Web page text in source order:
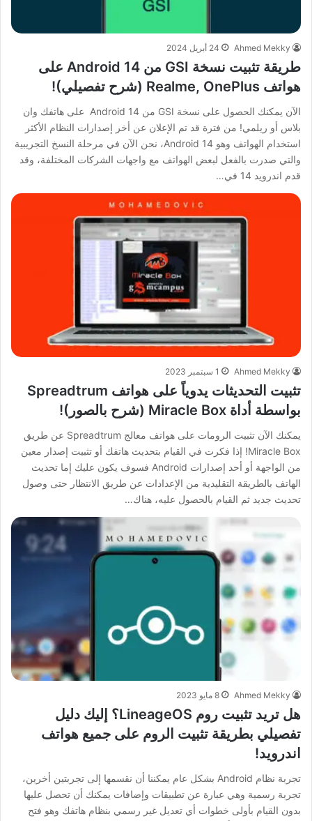
Ahmed Mekky 24 أبريل 2024
طريقة تثبيت نسخة GSI من Android 14 على
هواتف Realme, OnePlus (شرح تفصيلي)!
الآن يمكنك الحصول على نسخة GSI من Android 14 على هاتفك وان
بلاس أو ريلمي! من فترة قد تم الإعلان عن أخر إصدارات النظام الأكثر
استخدام الهواتف وهو Android 14، نحن الآن في مرحلة النسخ التجريبية
والتي صدرت بالفعل لبعض الهواتف مع واجهات الشركات المختلفة، وقد
قدم اندرويد 14 في…
Ahmed Mekky 1 سبتمبر 2023
تثبيت التحديثات يدوياً على هواتف Spreadtrum
بواسطة أداة Miracle Box (شرح بالصور)!
يمكنك الآن تثبيت الرومات على هواتف معالج Spreadtrum عن طريق
Miracle Box! إذا فكرت في القيام بتحديث هاتفك أو تثبيت إصدار معين
من الواجهة أو أحد إصدارات Android فسوف يكون عليك إما تحديث
الهاتف بالطريقة التقليدية من الإعدادات عن طريق الانتظار حتى وصول
تحديث جديد ثم القيام بالحصول عليه، هناك…
Ahmed Mekky 8 مايو 2023
هل تريد تثبيت روم LineageOS؟ إليك دليل
تفصيلي بطريقة تثبيت الروم على جميع هواتف
اندرويد!
تجربة نظام Android بشكل عام يمكننا أن نقسمها إلى تجربتين أخرين،
تجربة رسمية وهي عبارة عن تطبيقات وإضافات يمكنك أن تحصل عليها
بدون القيام بأولى خطوات أي تعديل غير رسمي بنظام هاتفك وهو فتح